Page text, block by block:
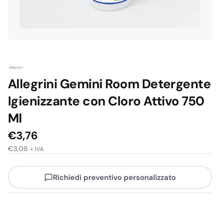
Allegrini Gemini Room Detergente
Igienizzante con Cloro Attivo 750
Ml
€3,76
€3,08 + IVA
Richiedi preventivo personalizzato